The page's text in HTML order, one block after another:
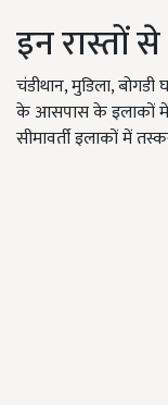
इन रास्तों
चंडीथान, मुडिला,
के आसपास के इलाकों में
सीमावर्ती इलाकों में